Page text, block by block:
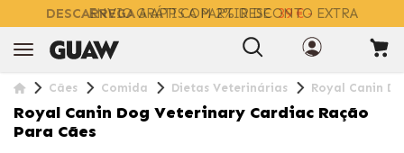
DESCARREGAA APP COM 2% DESCONTO EXTRA
Cães Comida Dietas Veterinárias Royal Canin
Royal Canin Dog Veterinary Cardiac Ração
Para Cães